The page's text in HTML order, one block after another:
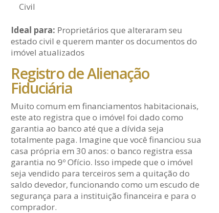
Civil
Ideal para: Proprietários que alteraram seu
estado civil e querem manter os documentos do
imóvel atualizados
Registro de Alienação
Fiduciária
Muito comum em financiamentos habitacionais,
este ato registra que o imóvel foi dado como
garantia ao banco até que a dívida seja
totalmente paga. Imagine que você financiou sua
casa própria em 30 anos: o banco registra essa
garantia no 9º Ofício. Isso impede que o imóvel
seja vendido para terceiros sem a quitação do
saldo devedor, funcionando como um escudo de
segurança para a instituição financeira e para o
comprador.